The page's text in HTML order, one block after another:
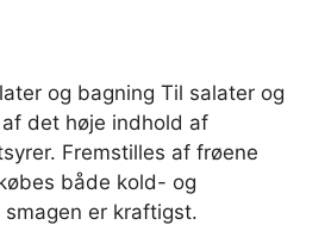
og bagning Til salater og
det høje indhold af
Fremstilles af frøene
både kold- og
er kraftigst.